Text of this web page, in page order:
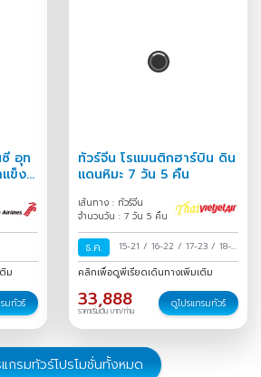
อุท
ข็ง
ม
มทัวร์
ทัวร์จีน โรแมนติกฮาร์บิน ดิน
แดนหิมะ 7 วัน 5 คืน
เส้นทาง : ทัวร์จีน
จำนวนวัน : 7 วัน 5 คืน
ธ.ค. 15-21 / 16-22 / 17-23 / 18-
24/19-25/20-26/21-27
/
25-31
26 ธ.ค.-01 ม.ค./27
ธ.ค.-02 ม.ค./30 ธ.ค.-05
คลิกเพื่อดูพีเรียดเดินทางเพิ่มเติม
33,888
ราคาเริ่มต้น บาท/ท่าน
ดูโปรแกรมทัวร์
กรมทัวร์โปรโมชั่นทั้งหมด